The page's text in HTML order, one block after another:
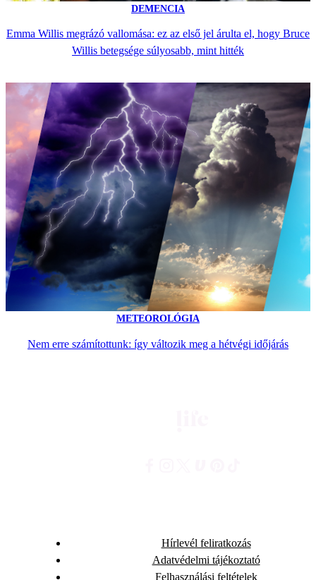
DEMENCIA
Emma Willis megrázó vallomása: ez az első jel árulta el, hogy Bruce
Willis betegsége súlyosabb, mint hitték
METEOROLÓGIA
Nem erre számítottunk: így változik meg a hétvégi időjárás
Hírlevél feliratkozás
Adatvédelmi tájékoztató
Felhasználási feltételek